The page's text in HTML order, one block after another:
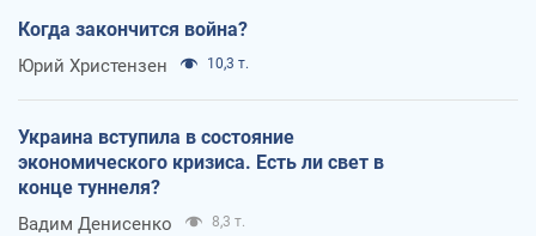
Когда закончится война?
Юрий Христензен 10,3 т.
Украина вступила в состояние
экономического кризиса. Есть ли свет в
конце туннеля?
Вадим Денисенко 8,3 т.